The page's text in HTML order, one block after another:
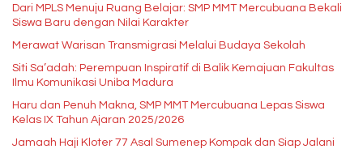
Dari MPLS Menuju Ruang Belajar: SMP MMT Mercubuana Bekali
Siswa Baru dengan Nilai Karakter
Merawat Warisan Transmigrasi Melalui Budaya Sekolah
Siti Sa’adah: Perempuan Inspiratif di Balik Kemajuan Fakultas
Ilmu Komunikasi Uniba Madura
Haru dan Penuh Makna, SMP MMT Mercubuana Lepas Siswa
Kelas IX Tahun Ajaran 2025/2026
Jamaah Haji Kloter 77 Asal Sumenep Kompak dan Siap Jalani